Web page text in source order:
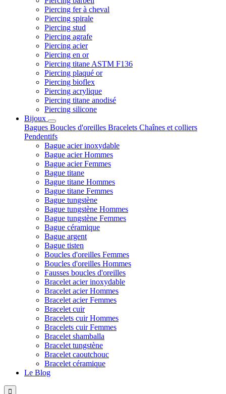
Piercing fer à cheval
Piercing spirale
Piercing stud
Piercing agrafe
Piercing acier
Piercing en or
Piercing titane ASTM F136
Piercing plaqué or
Piercing bioflex
Piercing acrylique
Piercing titane anodisé
Piercing silicone
Bijoux
Bagues Boucles d'oreilles Bracelets Chaînes et colliers
Pendentifs
Bague acier inoxydable
Bague acier Hommes
Bague acier Femmes
Bague titane
Bague titane Hommes
Bague titane Femmes
Bague tungstène
Bague tungstène Hommes
Bague tungstène Femmes
Bague céramique
Bague argent
Bague tisten
Boucles d'oreilles Femmes
Boucles d'oreilles Hommes
Fausses boucles d'oreilles
Bracelet acier inoxydable
Bracelet acier Hommes
Bracelet acier Femmes
Bracelet cuir
Bracelets cuir Hommes
Bracelets cuir Femmes
Bracelet shamballa
Bracelet tungstène
Bracelet caoutchouc
Bracelet céramique
Le Blog
